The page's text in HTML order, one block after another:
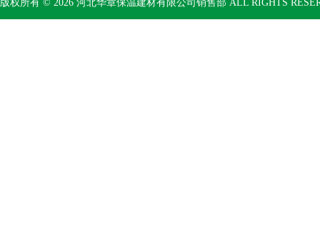
版权所有 © 2026 河北华章保温建材有限公司销售部 ALL RIGHTS